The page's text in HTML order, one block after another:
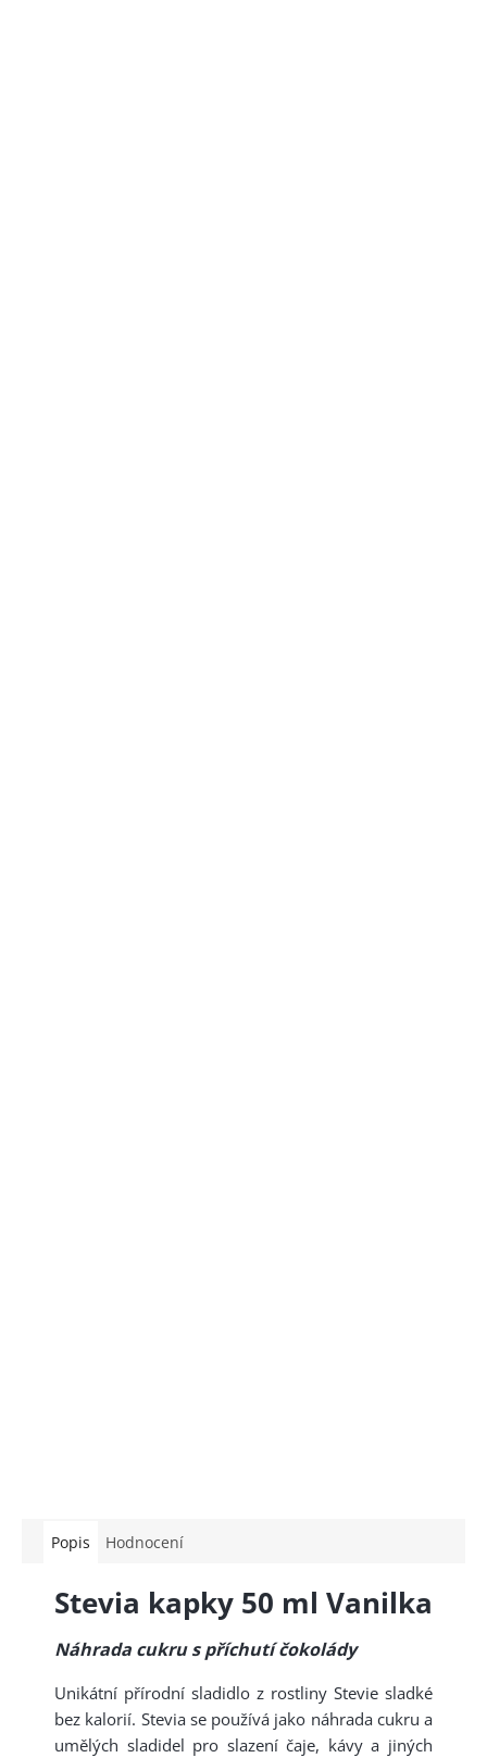
Popis Hodnocení
Stevia kapky 50 ml Vanilka
Náhrada cukru s příchutí čokolády
Unikátní přírodní sladidlo z rostliny Stevie sladké
bez kalorií. Stevia se používá jako náhrada cukru a
umělých sladidel pro slazení čaje, kávy a jiných